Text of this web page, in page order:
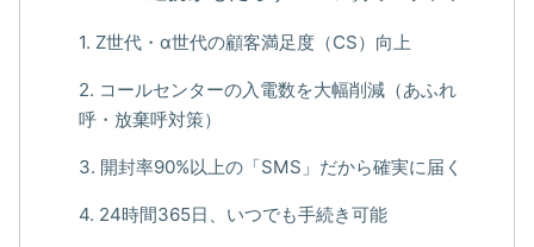
1. Z世代・α世代の顧客満足度（CS）向上
2. コールセンターの入電数を大幅削減（あふれ
呼・放棄呼対策）
3. 開封率90%以上の「SMS」だから確実に届く
4. 24時間365日、いつでも手続き可能